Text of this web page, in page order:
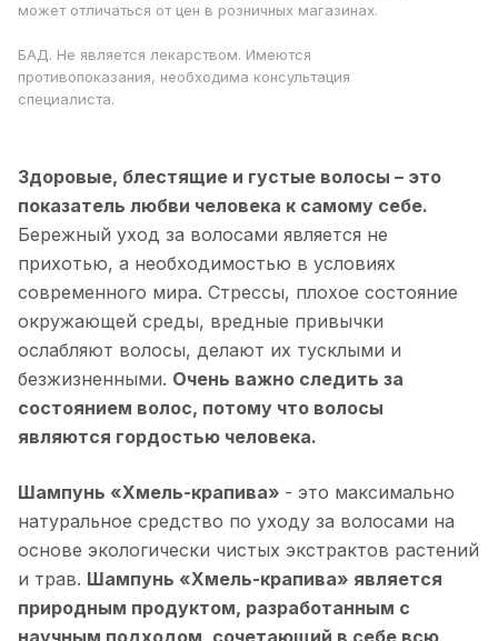
может отличаться от цен в розничных магазинах.
БАД. Не является лекарством. Имеются
противопоказания, необходима консультация
специалиста.
Здоровые, блестящие и густые волосы – это
показатель любви человека к самому себе.
Бережный уход за волосами является не
прихотью, а необходимостью в условиях
современного мира. Стрессы, плохое состояние
окружающей среды, вредные привычки
ослабляют волосы, делают их тусклыми и
безжизненными. Очень важно следить за
состоянием волос, потому что волосы
являются гордостью человека.
Шампунь «Хмель-крапива» - это максимально
натуральное средство по уходу за волосами на
основе экологически чистых экстрактов растений
и трав. Шампунь «Хмель-крапива» является
природным продуктом, разработанным с
научным подходом, сочетающий в себе всю